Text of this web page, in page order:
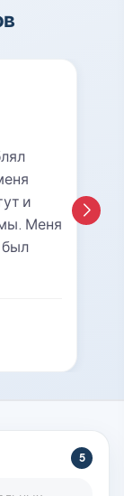
и
Меня
был
в
5